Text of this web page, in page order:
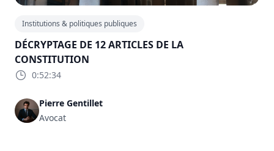
Institutions & politiques publiques
DÉCRYPTAGE DE 12 ARTICLES DE LA
CONSTITUTION
0:52:34
Pierre Gentillet
Avocat